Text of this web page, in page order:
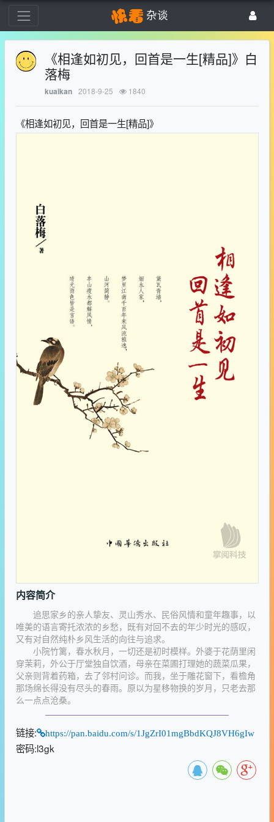
杂谈
《相逢如初见，回首是一生[精品]》白
落梅
kuaikan 2018-9-25 1840
《相逢如初见，回首是一生[精品]》
内容简介
追思家乡的亲人挚友、灵山秀水、民俗风情和童年趣事，以
唯美的语言寄托浓浓的乡愁，既有对回不去的年少时光的感叹，
又有对自然纯朴乡风生活的向往与追求。
小院竹篱，春水秋月，一切还是初时模样。外婆于花荫里闲
穿茉莉，外公于厅堂独自饮酒，母亲在菜圃打理她的蔬菜瓜果，
父亲则背着药箱，去了邻村问诊。而我，坐于雕花窗下，看檐角
那场绵长得没有尽头的春雨。原以为星移物换的岁月，只老去那
么一点点沧桑。
链接: https://pan.baidu.com/s/1JgZrI01mgBbdKQJ8VH6gIw
密码:l3gk